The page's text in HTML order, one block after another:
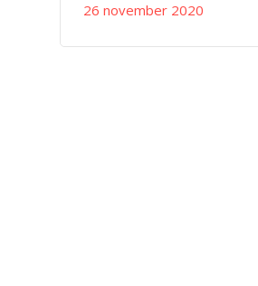
26 november 2020